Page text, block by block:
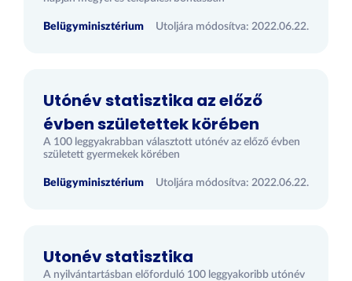
Belügyminisztérium Utoljára módosítva: 2022.06.22.
Utónév statisztika az előző
évben születettek körében
A 100 leggyakrabban választott utónév az előző évben
született gyermekek körében
Belügyminisztérium Utoljára módosítva: 2022.06.22.
Utonév statisztika
A nyilvántartásban előforduló 100 leggyakoribb utónév